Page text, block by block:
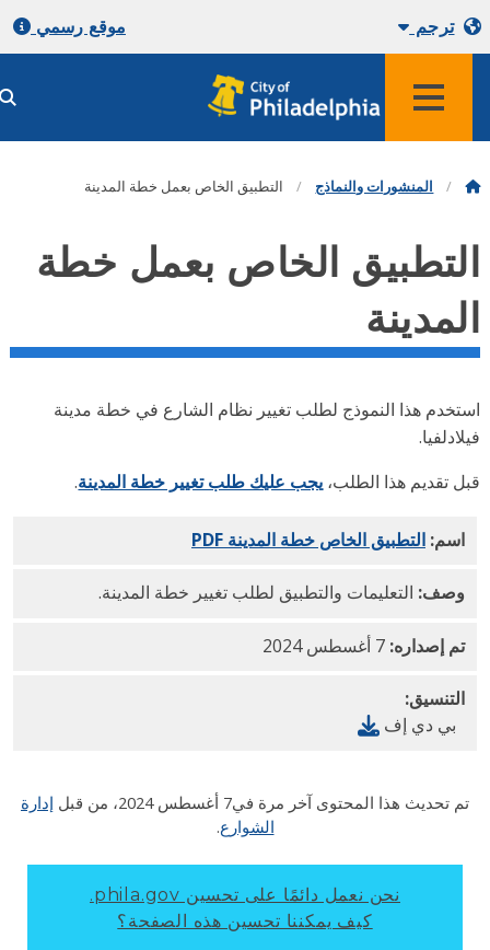
موقع رسمي ترجم
المنشورات والنماذج التطبيق الخاص بعمل خطة المدينة
الخاص بعمل خطة
هذا النموذج لطلب تغيير نظام الشارع في خطة مدينة
تقديم هذا الطلب،يجب عليك طلب تغيير خطة المدينة.
اسم:التطبيق الخاصبعمل
خطة المدينةPDF
وصف:التعليمات والتطبيق لطلب تغيير خطة المدينة.
تم إصداره:7 أغسطس 2024
التنسيق:
بي دي إف
تحديث هذا المحتوى آخر مرة في 7 أغسطس 2024 ، من قبلإدارة
الشوارع.
نحن نعمل دائمًا على تحسين phila.gov.
كيف يمكننا تحسين هذه الصفحة؟